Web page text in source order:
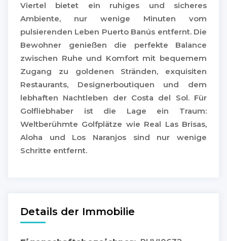
Viertel bietet ein ruhiges und sicheres
Ambiente, nur wenige Minuten vom
pulsierenden Leben Puerto Banús entfernt. Die
Bewohner genießen die perfekte Balance
zwischen Ruhe und Komfort mit bequemem
Zugang zu goldenen Stränden, exquisiten
Restaurants, Designerboutiquen und dem
lebhaften Nachtleben der Costa del Sol. Für
Golfliebhaber ist die Lage ein Traum:
Weltberühmte Golfplätze wie Real Las Brisas,
Aloha und Los Naranjos sind nur wenige
Schritte entfernt.
Details der Immobilie